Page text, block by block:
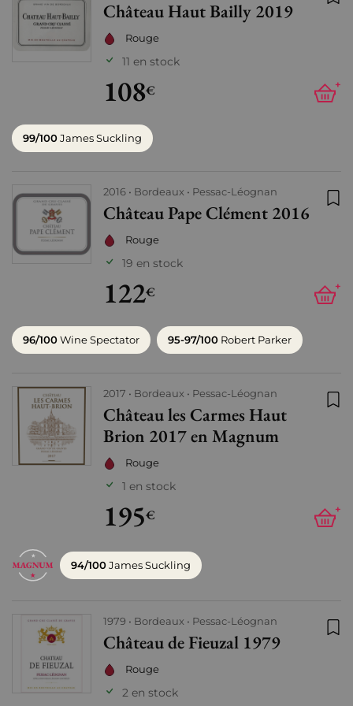
Château Haut Bailly 2019
Rouge
11 en stock
108€ +
99/100James Suckling
2016 Bordeaux Pessac-Léognan
Château Pape Clément 2016
Rouge
19 en stock
122€ +
96/100Wine Spectator 95-97/100 Robert Parker
2017 Bordeaux Pessac-Léognan
Château les Carmes Haut
Brion 2017 en Magnum
Rouge
1 en stock
195€ +
94/100James Suckling
1979 Bordeaux Pessac-Léognan
Château de Fieuzal 1979
Rouge
2 en stock